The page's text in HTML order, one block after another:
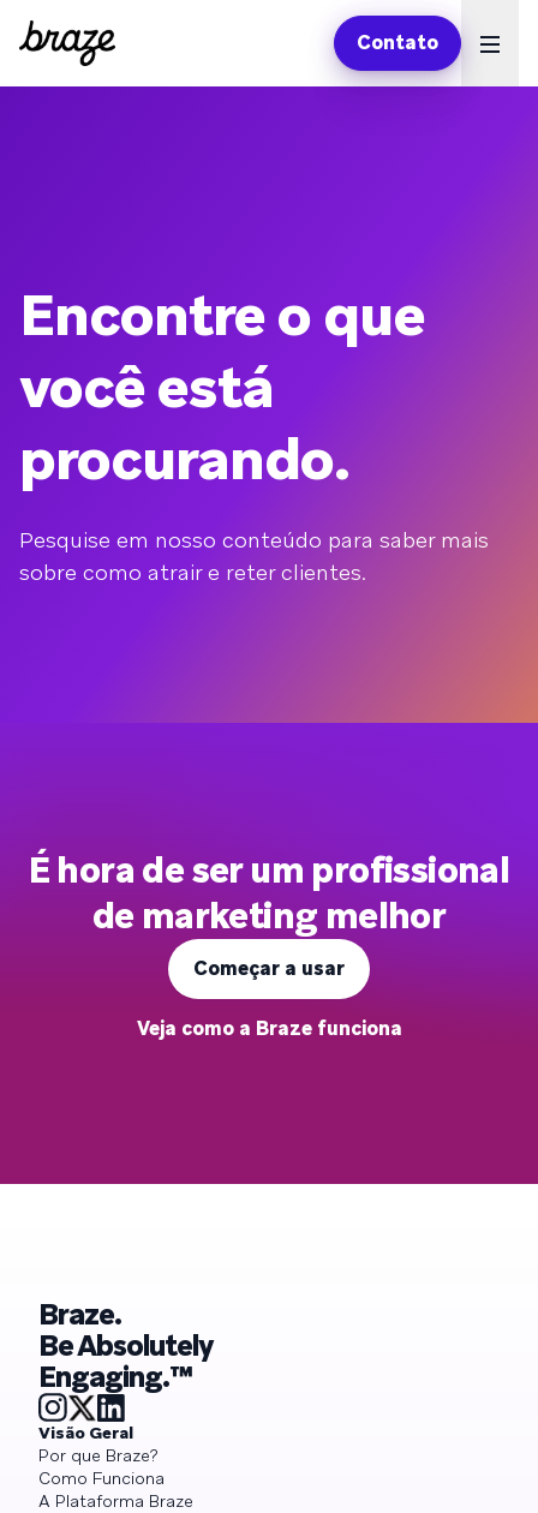
Contato
Encontre o que
você está
procurando.
Pesquise em nosso conteúdo para saber mais
sobre como atrair e reter clientes.
É hora de ser um profissional
de marketing melhor
Começar a usar
Veja como a Braze funciona
Braze.
Be Absolutely
Engaging.™
Visão Geral
Por que Braze?
Como Funciona
A Plataforma Braze